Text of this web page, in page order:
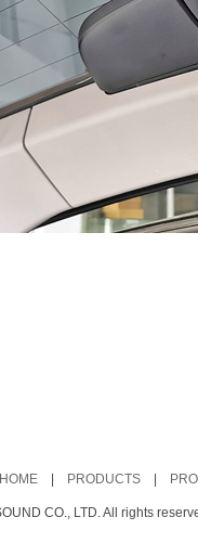
HOME| PRODUCTS|
CO., LTD. All rights